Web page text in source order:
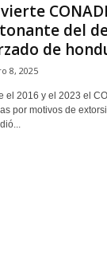
del
de
8, 2025
el 2016 y el 2023 el
por motivos de